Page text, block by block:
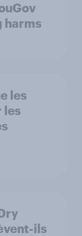
harms
les
les
ils